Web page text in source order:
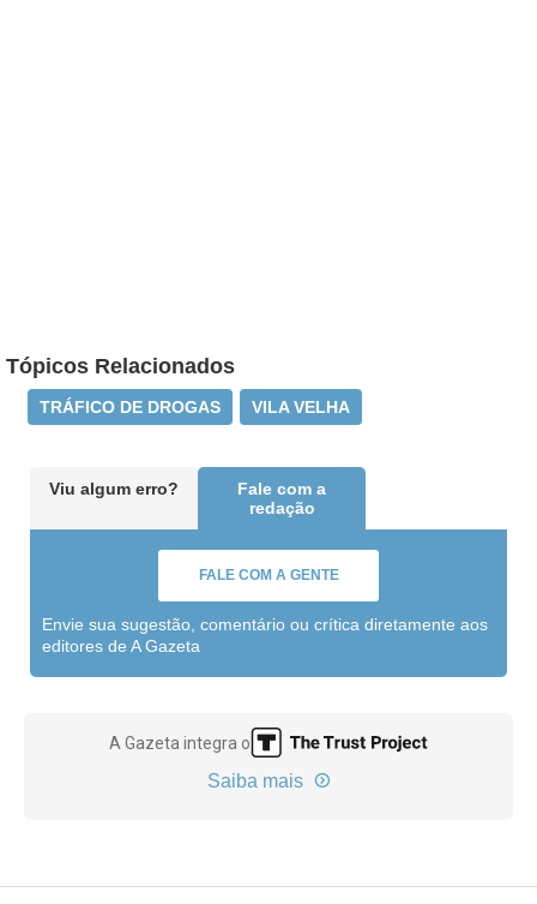
Tópicos Relacionados
TRÁFICO DE DROGAS VILA VELHA
Viu algum erro?
Fale com a
redação
FALE COM A GENTE
Envie sua sugestão, comentário ou crítica diretamente aos
editores de A Gazeta
A Gazeta integra o
Saiba mais